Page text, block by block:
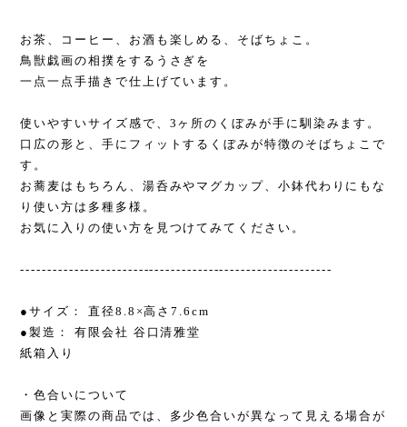
お茶、コーヒー、お酒も楽しめる、そばちょこ。
鳥獣戯画の相撲をするうさぎを
一点一点手描きで仕上げています。
使いやすいサイズ感で、3ヶ所のくぼみが手に馴染みます。
口広の形と、手にフィットするくぼみが特徴のそばちょこで
す。
お蕎麦はもちろん、湯呑みやマグカップ、小鉢代わりにもな
り使い方は多種多様。
お気に入りの使い方を見つけてみてください。
----------------------------------------------------------
●サイズ： 直径8.8×高さ7.6cm
●製造： 有限会社 谷口清雅堂
紙箱入り
・色合いについて
画像と実際の商品では、多少色合いが異なって見える場合が